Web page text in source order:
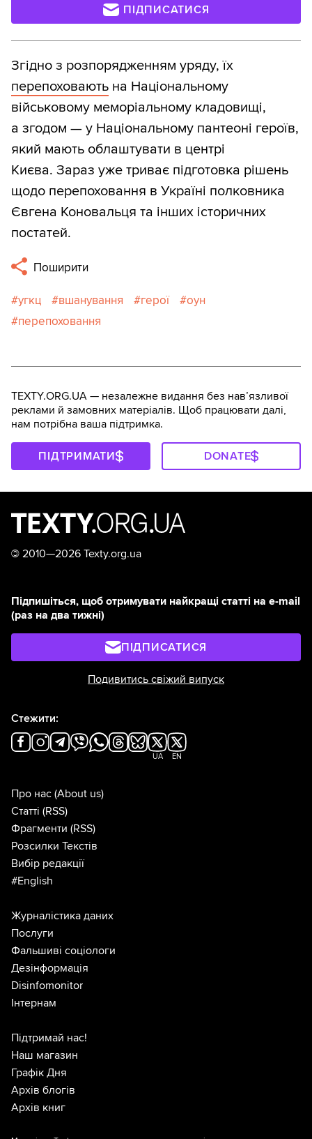
ПІДПИСАТИСЯ
Згідно з розпорядженням уряду, їх
перепоховають на Національному
військовому меморіальному кладовищі,
а згодом — у Національному пантеоні героїв,
який мають облаштувати в центрі
Києва. Зараз уже триває підготовка рішень
щодо перепоховання в Україні полковника
Євгена Коновальця та інших історичних
постатей.
Поширити
угкц вшанування герої
оун
перепоховання
TEXTY.ORG.UA — незалежне видання без навʼязливої
реклами й замовних матеріалів. Щоб працювати далі,
нам потрібна ваша підтримка.
ПІДТРИМАТИ DONATE
© 2010—2026 Texty.org.ua
Підпишіться, щоб отримувати найкращі статті на e-mail
(раз на два тижні)
ПІДПИСАТИСЯ
Подивитись свіжий випуск
Стежити:
UA EN
Про нас (About us)
Статті (RSS)
Фрагменти (RSS)
Розсилки Текстів
Вибір редакції
#English
Журналістика даних
Послуги
Фальшиві соціологи
Дезінформація
Disinfomonitor
Інтернам
Підтримай нас!
Наш магазин
Графік Дня
Архів блогів
Архів книг